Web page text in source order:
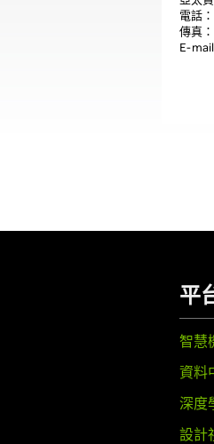
電話
傳真
E-
平
智慧
資料
深度
設計